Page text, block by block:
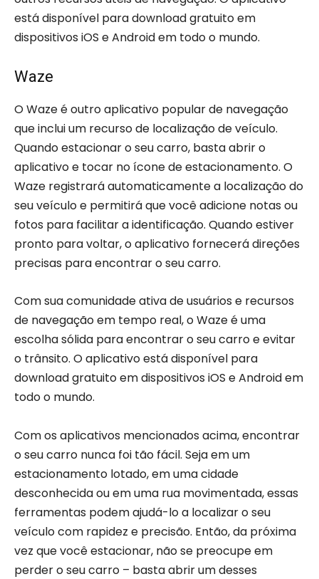
está disponível para download gratuito em
dispositivos iOS e Android em todo o mundo.
Waze
O Waze é outro aplicativo popular de navegação
que inclui um recurso de localização de veículo.
Quando estacionar o seu carro, basta abrir o
aplicativo e tocar no ícone de estacionamento. O
Waze registrará automaticamente a localização do
seu veículo e permitirá que você adicione notas ou
fotos para facilitar a identificação. Quando estiver
pronto para voltar, o aplicativo fornecerá direções
precisas para encontrar o seu carro.
Com sua comunidade ativa de usuários e recursos
de navegação em tempo real, o Waze é uma
escolha sólida para encontrar o seu carro e evitar
o trânsito. O aplicativo está disponível para
download gratuito em dispositivos iOS e Android em
todo o mundo.
Com os aplicativos mencionados acima, encontrar
o seu carro nunca foi tão fácil. Seja em um
estacionamento lotado, em uma cidade
desconhecida ou em uma rua movimentada, essas
ferramentas podem ajudá-lo a localizar o seu
veículo com rapidez e precisão. Então, da próxima
vez que você estacionar, não se preocupe em
perder o seu carro – basta abrir um desses